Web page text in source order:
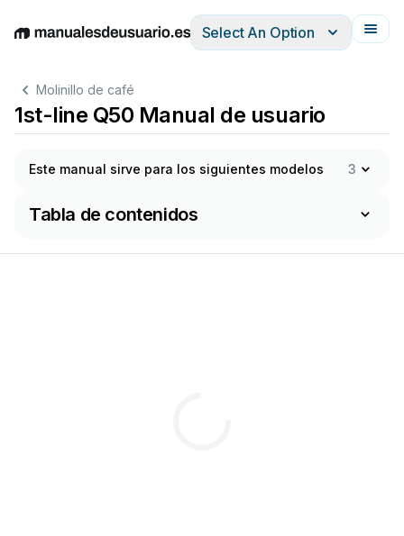
EnglishDeutschEspañolItalianoFrançais
Select An Option
Molinillo de café
1st-line Q50 Manual de usuario
Este manual sirve para los siguientes modelos 3
Tabla de contenidos